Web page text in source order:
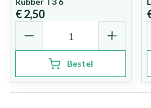
€ 2,50
Bestel